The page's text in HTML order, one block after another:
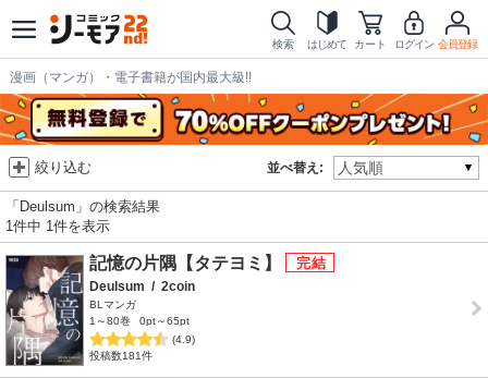
検索 はじめて カート ログイン 会員登録
漫画（マンガ）・電子書籍が国内最大級!!
並べ替え:
絞り込む
「Deulsum」の検索結果
1件中 1件を表示
記憶の片隅【タテヨミ】
Deulsum / 2coin
BLマンガ
1～80巻
0pt～65pt
(4.9)
投稿数181件